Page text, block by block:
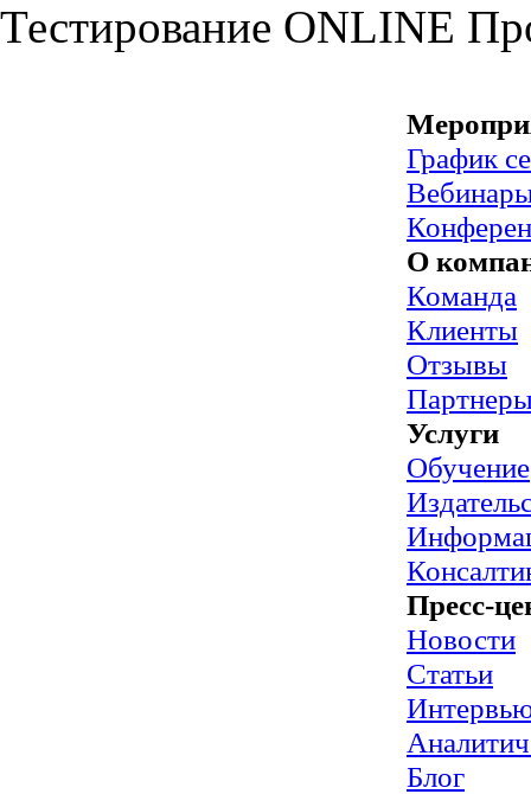
Тестирование ONLINE
График
О
Команда
Клиенты
Отзывы
Услуги
Обучение
Пресс-
Новости
Статьи
Блог